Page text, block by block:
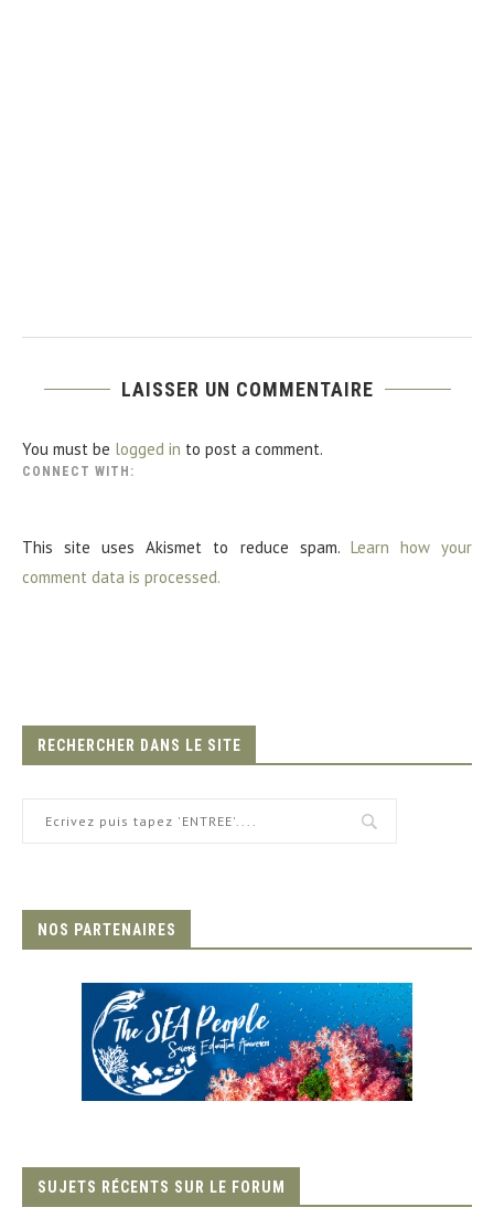
LAISSER UN COMMENTAIRE
You must be logged in to post a comment.
CONNECT WITH:
This site uses Akismet to reduce spam. Learn how your
comment data is processed.
RECHERCHER DANS LE SITE
NOS PARTENAIRES
SUJETS RÉCENTS SUR LE FORUM